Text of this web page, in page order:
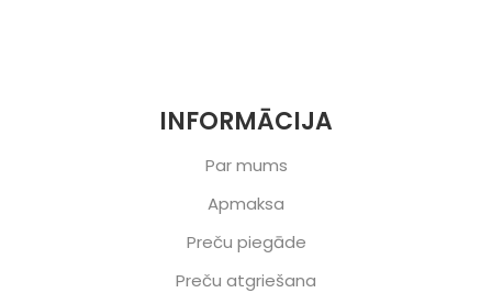
INFORMĀCIJA
Par mums
Apmaksa
Preču piegāde
Preču atgriešana